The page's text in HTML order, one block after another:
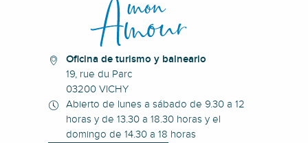
Oficina de turismo y balneario
19, rue du Parc
03200 VICHY
Abierto de lunes a sábado de 9.30 a 12
horas y de 13.30 a 18.30 horas y el
domingo de 14.30 a 18 horas